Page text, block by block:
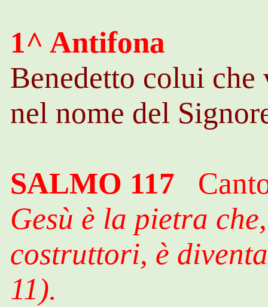
1^ Antifona
Benedetto colui che
nel nome del
SALMO 117
Gesù è la pietra
costruttori, è
11).